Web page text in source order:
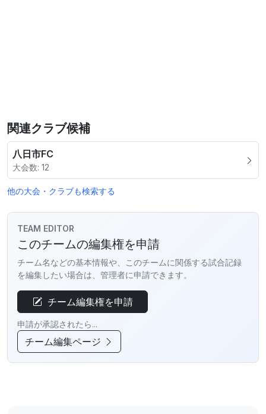
関連クラブ候補
八日市FC
大会数: 12
他の大会・クラブも検索する
TEAM EDITOR
このチームの編集権を申請
チーム名などの基本情報や、このチームに関係する試合記録
を編集したい場合は、管理者に申請できます。
チーム編集権を申請
申請が承認されたら...
チーム編集ページ